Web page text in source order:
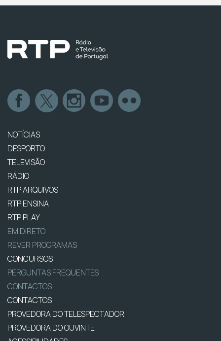
NOTÍCIAS
DESPORTO
TELEVISÃO
RÁDIO
RTP ARQUIVOS
RTP ENSINA
RTP PLAY
EM DIRETO
REVER PROGRAMAS
CONCURSOS
PERGUNTAS FREQUENTES
CONTACTOS
CONTACTOS
PROVEDORA DO TELESPECTADOR
PROVEDORA DO OUVINTE